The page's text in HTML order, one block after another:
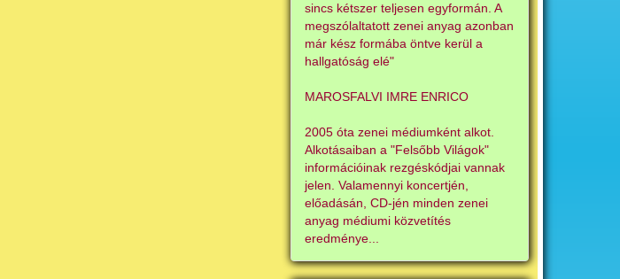
sincs kétszer teljesen egyformán. A
megszólaltatott zenei anyag azonban
már kész formába öntve kerül a
hallgatóság elé"
MAROSFALVI IMRE ENRICO
2005 óta zenei médiumként alkot.
Alkotásaiban a "Felsőbb Világok"
információinak rezgéskódjai vannak
jelen. Valamennyi koncertjén,
előadásán, CD-jén minden zenei
anyag médiumi közvetítés
eredménye...